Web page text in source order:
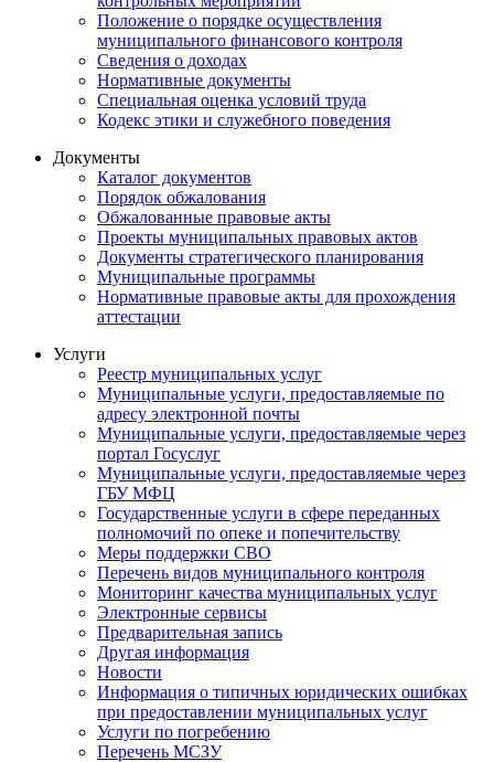
Положение о порядке осуществления
муниципального финансового контроля
Сведения о доходах
Нормативные документы
Специальная оценка условий труда
Кодекс этики и служебного поведения
Документы
Каталог документов
Порядок обжалования
Обжалованные правовые акты
Проекты муниципальных правовых актов
Документы стратегического планирования
Муниципальные программы
Нормативные правовые акты для прохождения
аттестации
Услуги
Реестр муниципальных услуг
Муниципальные услуги, предоставляемые по
адресу электронной почты
Муниципальные услуги, предоставляемые через
портал Госуслуг
Муниципальные услуги, предоставляемые через
ГБУ МФЦ
Государственные услуги в сфере переданных
полномочий по опеке и попечительству
Меры поддержки СВО
Перечень видов муниципального контроля
Мониторинг качества муниципальных услуг
Электронные сервисы
Предварительная запись
Другая информация
Новости
Информация о типичных юридических ошибках
при предоставлении муниципальных услуг
Услуги по погребению
Перечень МСЗУ